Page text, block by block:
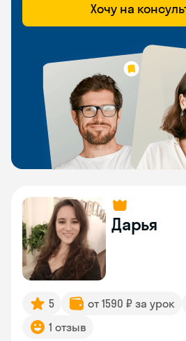
Хочу на
Дарья
5 от 1590 ₽ за урок
1 отзыв